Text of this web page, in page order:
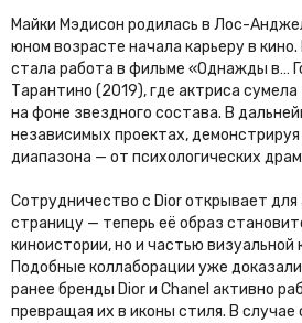
Майки Мэдисон родилась в Лос-
юном возрасте начала карьеру в
стала работа в фильме «Однажды в…
Тарантино (2019), где актриса
на фоне звездного состава. В
независимых проектах,
диапазона — от психологических
Сотрудничество с Dior открывает
страницу — теперь её образ
киноистории, но и частью визуальной
Подобные коллаборации уже
ранее бренды Dior и Chanel активно
превращая их в иконы стиля. В случае